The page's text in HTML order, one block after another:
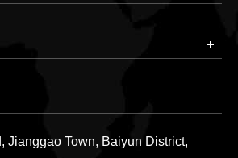
Jianggao Town, Baiyun District,